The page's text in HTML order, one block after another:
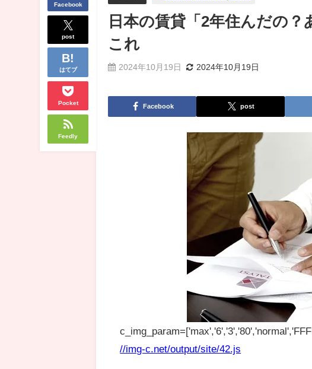
Facebook
post
はてブ
Pocket
Feedly
日本の賃貸「2年住んだの
これ
2024年10月19日 2024年10月19日
Facebook post
//img-c.net/output/site/42.js